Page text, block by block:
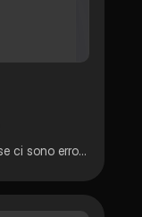
sintesi su diocleziano e costantino (se ci sono errori scusatemi)